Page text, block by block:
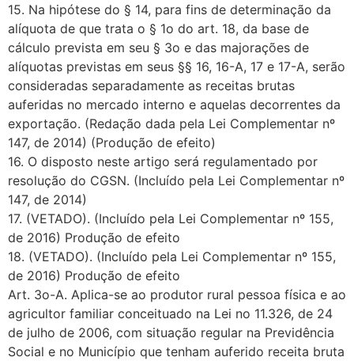
15. Na hipótese do § 14, para fins de determinação da
alíquota de que trata o § 1o do art. 18, da base de
cálculo prevista em seu § 3o e das majorações de
alíquotas previstas em seus §§ 16, 16-A, 17 e 17-A, serão
consideradas separadamente as receitas brutas
auferidas no mercado interno e aquelas decorrentes da
exportação. (Redação dada pela Lei Complementar nº
147, de 2014) (Produção de efeito)
16. O disposto neste artigo será regulamentado por
resolução do CGSN. (Incluído pela Lei Complementar nº
147, de 2014)
17. (VETADO). (Incluído pela Lei Complementar nº 155,
de 2016) Produção de efeito
18. (VETADO). (Incluído pela Lei Complementar nº 155,
de 2016) Produção de efeito
Art. 3o-A. Aplica-se ao produtor rural pessoa física e ao
agricultor familiar conceituado na Lei no 11.326, de 24
de julho de 2006, com situação regular na Previdência
Social e no Município que tenham auferido receita bruta